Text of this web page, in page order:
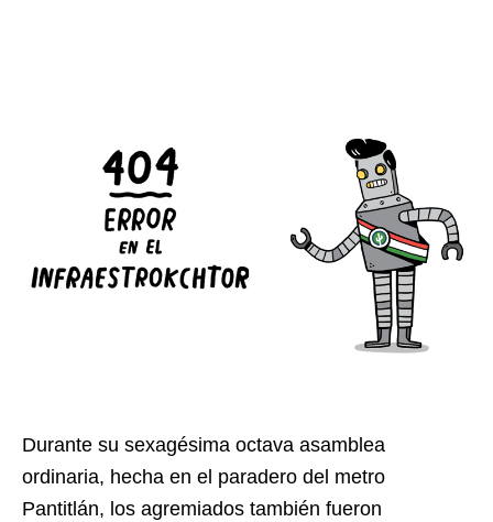
Durante su sexagésima octava asamblea
ordinaria, hecha en el paradero del metro
Pantitlán, los agremiados también fueron